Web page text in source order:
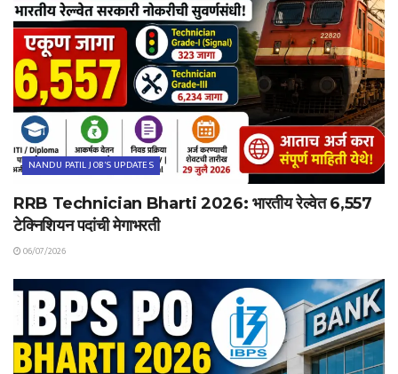
NANDU PATIL JOB'S UPDATES
RRB Technician Bharti 2026: भारतीय रेल्वेत 6,557
टेक्निशियन पदांची मेगाभरती
06/07/2026